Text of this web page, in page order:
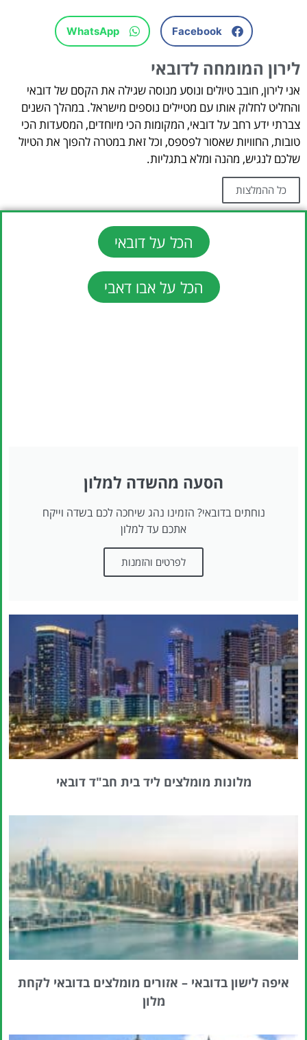
Facebook
WhatsApp
לירון המומחה לדובאי
אני לירון, חובב טיולים ונוסע מנוסה שגילה את הקסם של דובאי
והחליט לחלוק אותו עם מטיילים נוספים מישראל. במהלך השנים
צברתי ידע רחב על דובאי, המקומות הכי מיוחדים, המסעדות הכי
טובות, החוויות שאסור לפספס, וכל זאת במטרה להפוך את הטיול
שלכם לנגיש, מהנה ומלא בתגליות.
כל ההמלצות
הכל על דובאי
הכל על אבו דאבי
הסעה מהשדה למלון
נוחתים בדובאי? הזמינו נהג שיחכה לכם בשדה וייקח
אתכם עד למלון
לפרטים והזמנות
מלונות מומלצים ליד בית חב"ד דובאי
איפה לישון בדובאי – אזורים מומלצים בדובאי לקחת
מלון